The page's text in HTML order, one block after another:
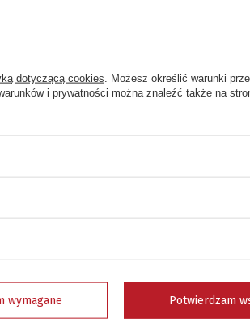
250,00 zł / szt.
dotyczącą cookies . Możesz określić warunki
i prywatności można znaleźć także na
wymagane Potwierdzam